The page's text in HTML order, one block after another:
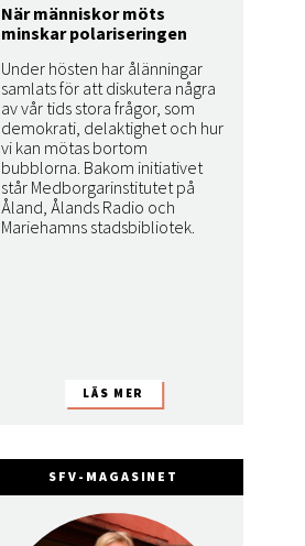
När människor möts
minskar polariseringen
Under hösten har ålänningar
samlats för att diskutera några
av vår tids stora frågor, som
demokrati, delaktighet och hur
vi kan mötas bortom
bubblorna. Bakom initiativet
står Medborgarinstitutet på
Åland, Ålands Radio och
Mariehamns stadsbibliotek.
SFV-MAGASINET